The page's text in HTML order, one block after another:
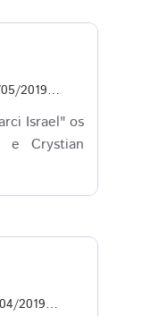
2019
Israel" os
e Crystian
2019